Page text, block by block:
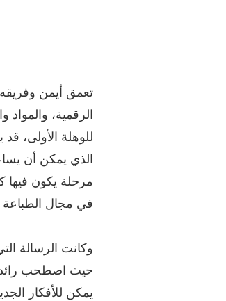
تعمق أيمن وفريقه
الرقمية، والمواد
للوهلة الأولى، قد
الذي يمكن أن
مرحلة يكون فيها
في مجال الطباعة
وكانت الرسالة
حيث اصطحب
يمكن للأفكار